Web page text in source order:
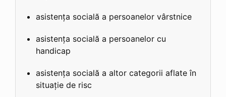
asistența socială a persoanelor vârstnice
asistența socială a persoanelor cu
handicap
asistența socială a altor categorii aflate în
situație de risc